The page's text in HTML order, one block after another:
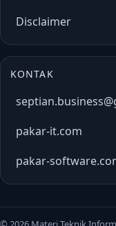
Disclaimer
KONTAK
pakar-it.com
pakar-